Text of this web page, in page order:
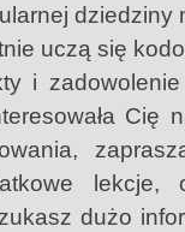
dziedziny
uczą się
i
Cię
lekcje,
dużo